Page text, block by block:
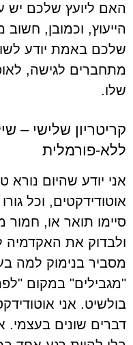
האם ליועץ שלכם יש
הייעוץ, וכמובן,
שלכם באמת יודע
מתחברים לגישה,
שלו.
קריטריון שלישי –
ללא-פורמלית
אני יודע שהיום
אוטודידקטים, וכל
סיימו תואר או, חמור
ולבדוק את האקדמיה
מסביר בנימוק למה
"מגבילים" במקום
בולשיט. אני
דברים שונים